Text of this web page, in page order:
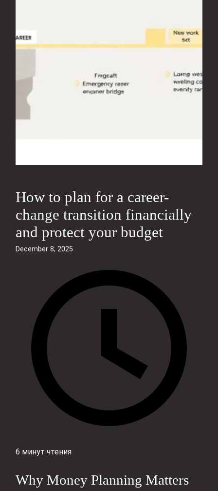
How to plan for a career-
change transition financially
and protect your budget
December 8, 2025
6 минут чтения
Why Money Planning Matters